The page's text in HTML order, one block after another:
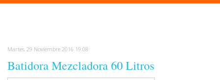
Martes, 29 Noviembre 2016 19:08
Batidora Mezcladora 60 Litros